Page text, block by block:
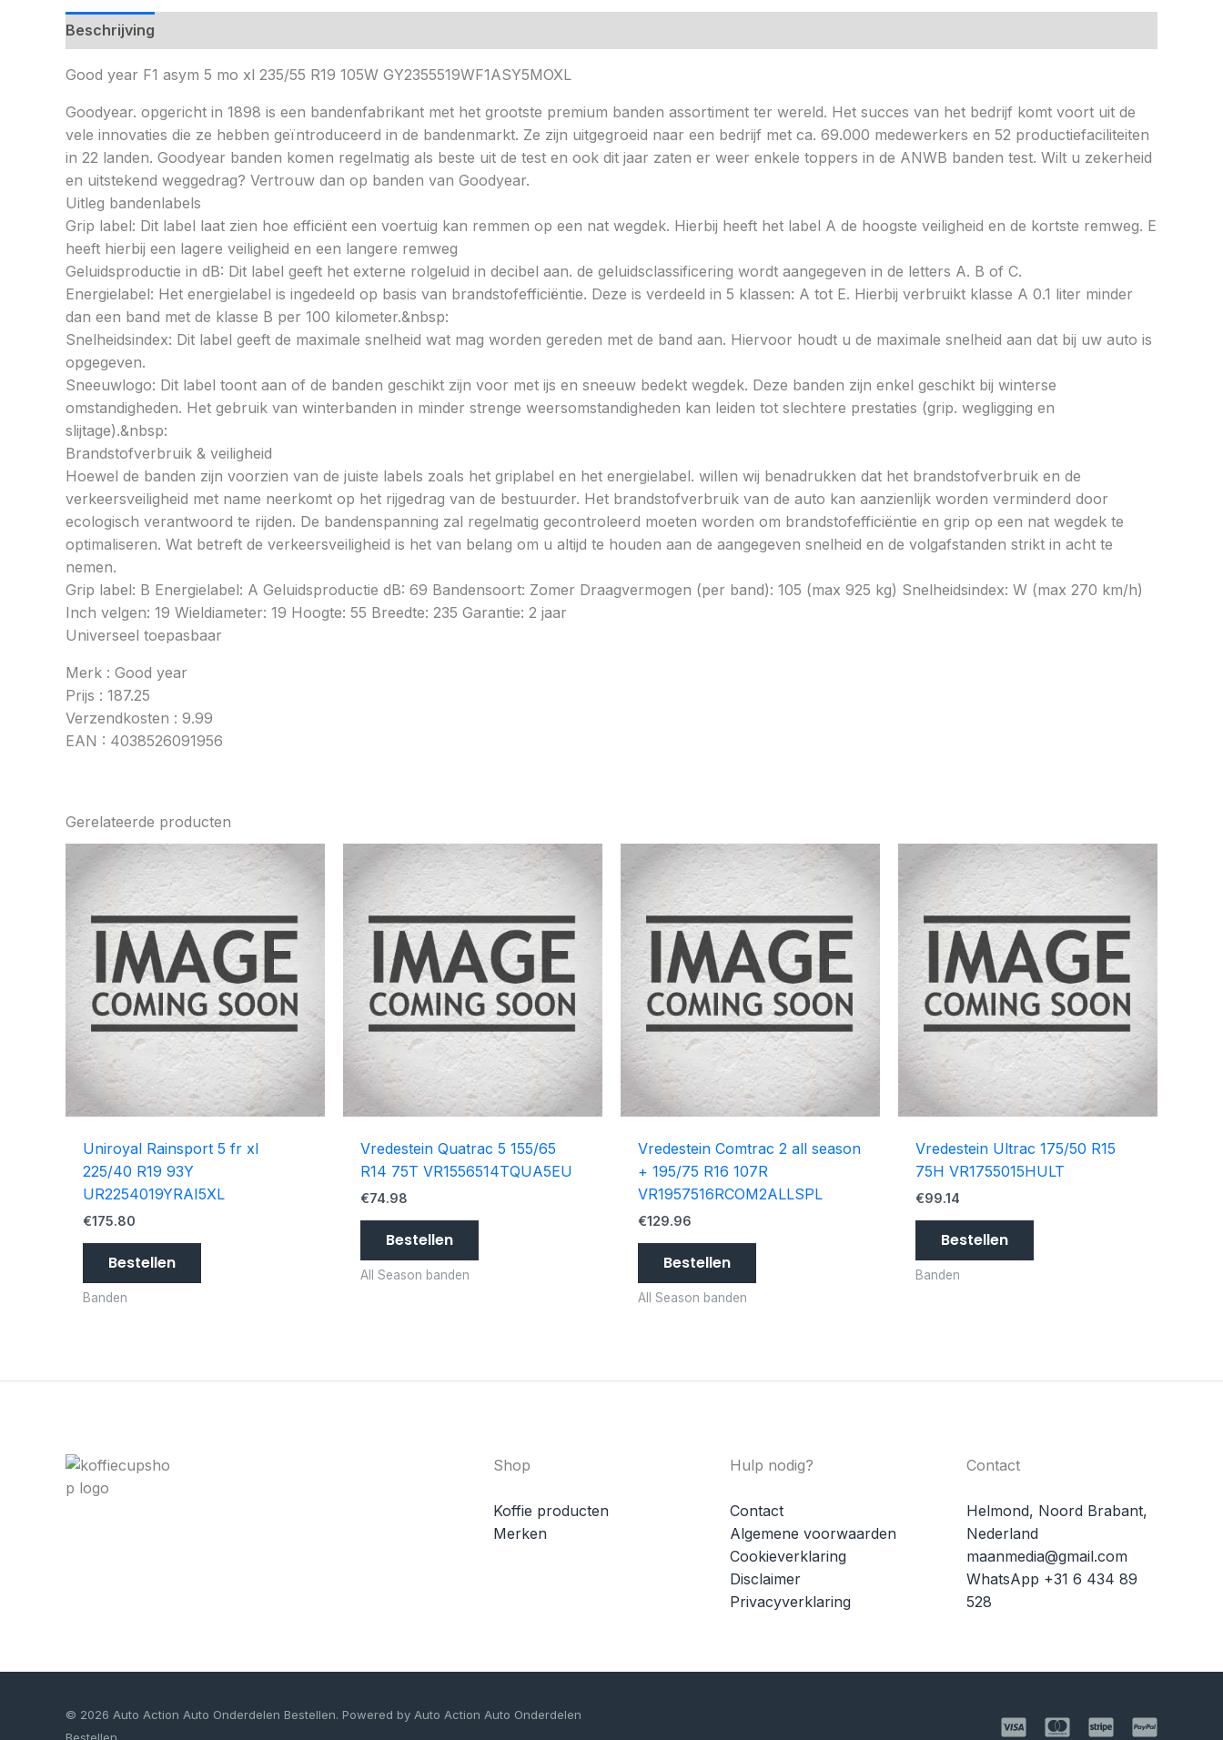
Beschrijving
Good year F1 asym 5 mo xl 235/55 R19 105W GY2355519WF1ASY5MOXL
Goodyear. opgericht in 1898 is een bandenfabrikant met het grootste premium banden assortiment ter wereld. Het succes van het bedrijf komt voort uit de
vele innovaties die ze hebben geïntroduceerd in de bandenmarkt. Ze zijn uitgegroeid naar een bedrijf met ca. 69.000 medewerkers en 52 productiefaciliteiten
in 22 landen. Goodyear banden komen regelmatig als beste uit de test en ook dit jaar zaten er weer enkele toppers in de ANWB banden test. Wilt u zekerheid
en uitstekend weggedrag? Vertrouw dan op banden van Goodyear.
Uitleg bandenlabels
Grip label: Dit label laat zien hoe efficiënt een voertuig kan remmen op een nat wegdek. Hierbij heeft het label A de hoogste veiligheid en de kortste remweg. E
heeft hierbij een lagere veiligheid en een langere remweg
Geluidsproductie in dB: Dit label geeft het externe rolgeluid in decibel aan. de geluidsclassificering wordt aangegeven in de letters A. B of C.
Energielabel: Het energielabel is ingedeeld op basis van brandstofefficiëntie. Deze is verdeeld in 5 klassen: A tot E. Hierbij verbruikt klasse A 0.1 liter minder
dan een band met de klasse B per 100 kilometer.&nbsp:
Snelheidsindex: Dit label geeft de maximale snelheid wat mag worden gereden met de band aan. Hiervoor houdt u de maximale snelheid aan dat bij uw auto is
opgegeven.
Sneeuwlogo: Dit label toont aan of de banden geschikt zijn voor met ijs en sneeuw bedekt wegdek. Deze banden zijn enkel geschikt bij winterse
omstandigheden. Het gebruik van winterbanden in minder strenge weersomstandigheden kan leiden tot slechtere prestaties (grip. wegligging en
slijtage).&nbsp:
Brandstofverbruik & veiligheid
Hoewel de banden zijn voorzien van de juiste labels zoals het griplabel en het energielabel. willen wij benadrukken dat het brandstofverbruik en de
verkeersveiligheid met name neerkomt op het rijgedrag van de bestuurder. Het brandstofverbruik van de auto kan aanzienlijk worden verminderd door
ecologisch verantwoord te rijden. De bandenspanning zal regelmatig gecontroleerd moeten worden om brandstofefficiëntie en grip op een nat wegdek te
optimaliseren. Wat betreft de verkeersveiligheid is het van belang om u altijd te houden aan de aangegeven snelheid en de volgafstanden strikt in acht te
nemen.
Grip label: B Energielabel: A Geluidsproductie dB: 69 Bandensoort: Zomer Draagvermogen (per band): 105 (max 925 kg) Snelheidsindex: W (max 270 km/h)
Inch velgen: 19 Wieldiameter: 19 Hoogte: 55 Breedte: 235 Garantie: 2 jaar
Universeel toepasbaar
Merk : Good year
Prijs : 187.25
Verzendkosten : 9.99
EAN : 4038526091956
Gerelateerde producten
Uniroyal Rainsport 5 fr xl
225/40 R19 93Y
UR2254019YRAI5XL
€175.80
Bestellen
Banden
Vredestein Quatrac 5 155/65
R14 75T VR1556514TQUA5EU
€74.98
Bestellen
All Season banden
Vredestein Comtrac 2 all season
+ 195/75 R16 107R
VR1957516RCOM2ALLSPL
€129.96
Bestellen
All Season banden
Vredestein Ultrac 175/50 R15
75H VR1755015HULT
€99.14
Bestellen
Banden
Shop
Koffie producten
Merken
Hulp nodig?
Contact
Algemene voorwaarden
Cookieverklaring
Disclaimer
Privacyverklaring
Contact
Helmond, Noord Brabant,
Nederland
maanmedia@gmail.com
WhatsApp +31 6 434 89
528
© 2026 Auto Action Auto Onderdelen Bestellen. Powered by Auto Action Auto Onderdelen